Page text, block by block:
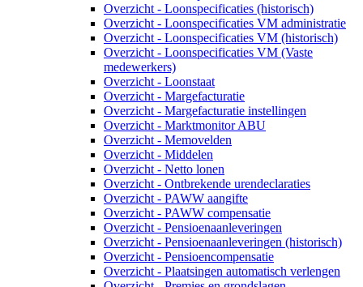
Overzicht - Loonspecificaties (historisch)
Overzicht - Loonspecificaties VM administratie
Overzicht - Loonspecificaties VM (historisch)
Overzicht - Loonspecificaties VM (Vaste
medewerkers)
Overzicht - Loonstaat
Overzicht - Margefacturatie
Overzicht - Margefacturatie instellingen
Overzicht - Marktmonitor ABU
Overzicht - Memovelden
Overzicht - Middelen
Overzicht - Netto lonen
Overzicht - Ontbrekende urendeclaraties
Overzicht - PAWW aangifte
Overzicht - PAWW compensatie
Overzicht - Pensioenaanleveringen
Overzicht - Pensioenaanleveringen (historisch)
Overzicht - Pensioencompensatie
Overzicht - Plaatsingen automatisch verlengen